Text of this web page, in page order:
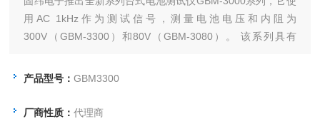
用AC 1kHz作为测试信号，测量电池电压和内阻为
300V（GBM-3300）和80V（GBM-3080）。 该系列具有
阻）测量显示能力，以及独立的GO / NOGO电压和电阻判
产品型号：GBM3300
厂商性质：代理商